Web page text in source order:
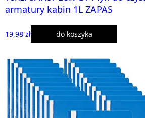
armatury kabin 1L ZAPAS
19,98 zł do koszyka